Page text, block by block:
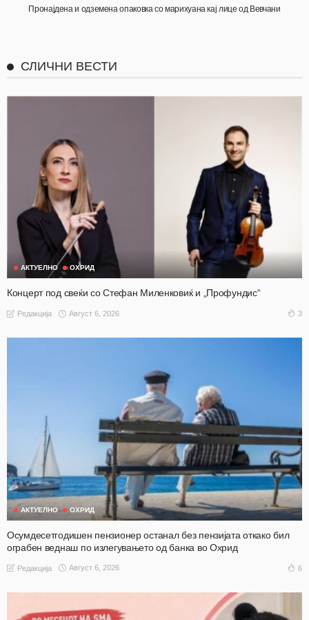
Пронајдена и одземена опаковка со марихуана кај лице од Вевчани
СЛИЧНИ ВЕСТИ
АКТУЕЛНО ОХРИД
Концерт под свеќи со Стефан Миленковиќ и „Профундис“
Редакција Август 6, 2026 3
АКТУЕЛНО ОХРИД
Осумдесетгодишен пензионер останал без пензијата откако бил
ограбен веднаш по излегувањето од банка во Охрид
Редакција Август 6, 2026 6